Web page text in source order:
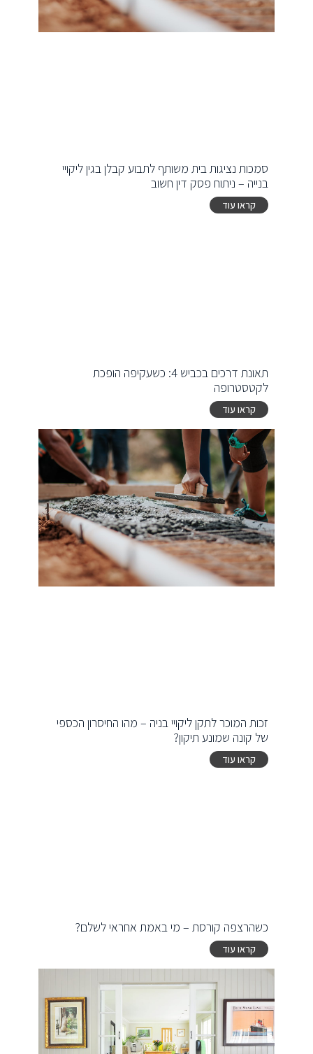
סמכות נציגות בית משותף לתבוע קבלן בגין ליקויי
בנייה – ניתוח פסק דין חשוב
קראו עוד
תאונת דרכים בכביש 4: כשעקיפה הופכת
לקטסטרופה
קראו עוד
זכות המוכר לתקן ליקויי בניה – מהו החיסרון הכספי
של קונה שמונע תיקון?
קראו עוד
כשהרצפה קורסת – מי באמת אחראי לשלם?
קראו עוד